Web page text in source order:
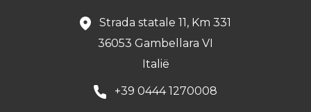
Strada statale 11, Km 331
36053 Gambellara VI
Italië
+39 0444 1270008